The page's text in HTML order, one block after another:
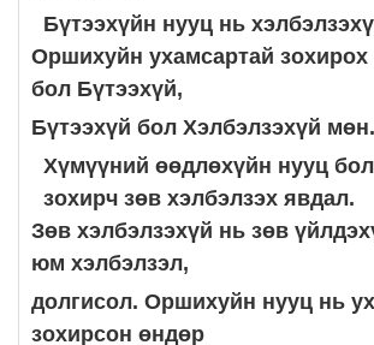
Бүтээхүйн нууц нь
Оршихуйн ухамсартай
бол Бүтээхүй,
Бүтээхүй бол Хэлбэлзэхүй мөн.
Хүмүүний өөдлөхүйн нууц
зохирч зөв хэлбэлзэх явдал.
Зөв хэлбэлзэхүй нь зөв
юм хэлбэлзэл,
долгисол. Оршихуйн нууц нь
зохирсон өндөр